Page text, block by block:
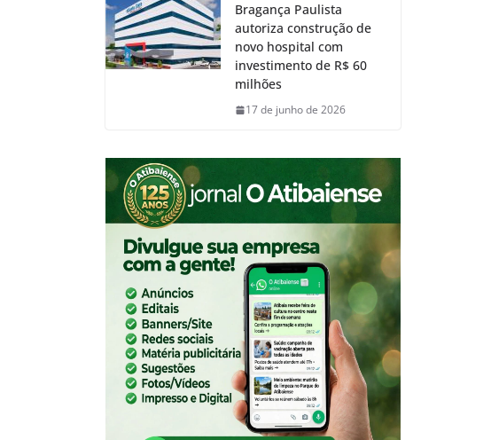
Bragança Paulista
autoriza construção de
novo hospital com
investimento de R$ 60
milhões
17 de junho de 2026